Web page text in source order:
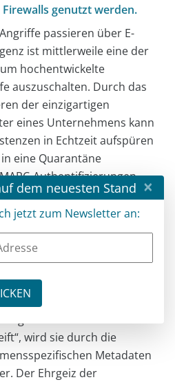
genutzt werden.
passieren über E-
ist mittlerweile eine der
hochentwickelte
auszuschalten. Durch das
der einzigartigen
eines Unternehmens kann
in Echtzeit aufspüren
eine Quarantäne
Authentifizierungen
Lösung, einen
zu erkennen und zu
können Unternehmen von
E-Mails
E-Mail-Verkehr
nicht
verhindern.
innerhalb einer
wird sie durch die
Metadaten
Der Ehrgeiz der
dem neuesten Stand ×
jetzt zum Newsletter an: